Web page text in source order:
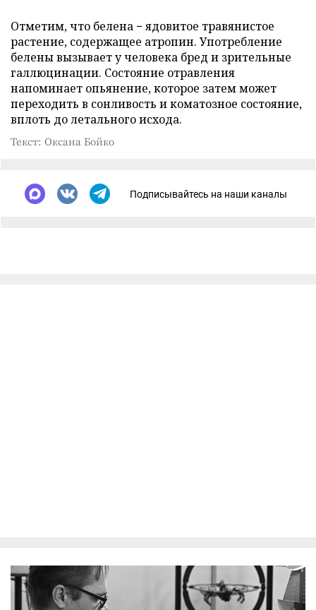
Отметим, что белена − ядовитое травянистое
растение, содержащее атропин. Употребление
белены вызывает у человека бред и зрительные
галлюцинации. Состояние отравления
напоминает опьянение, которое затем может
переходить в сонливость и коматозное состояние,
вплоть до летального исхода.
Текст: Оксана Бойко
Подписывайтесь на наши каналы